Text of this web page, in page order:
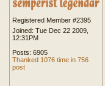
Registered Member #2395
Joined: Tue Dec 22 2009,
12:31PM
Posts: 6905
Thanked 1076 time in 756
post